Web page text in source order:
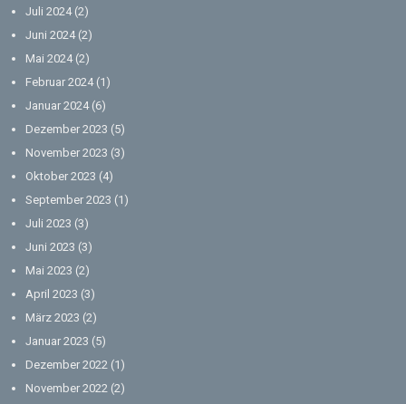
Juli 2024(2)
Juni 2024(2)
Mai 2024(2)
Februar 2024(1)
Januar 2024(6)
Dezember 2023 (5)
November 2023 (3)
Oktober 2023 (4)
September 2023 (1)
Juli 2023 (3)
Juni 2023 (3)
Mai 2023 (2)
April 2023 (3)
März 2023 (2)
Januar 2023 (5)
Dezember 2022 (1)
November 2022 (2)